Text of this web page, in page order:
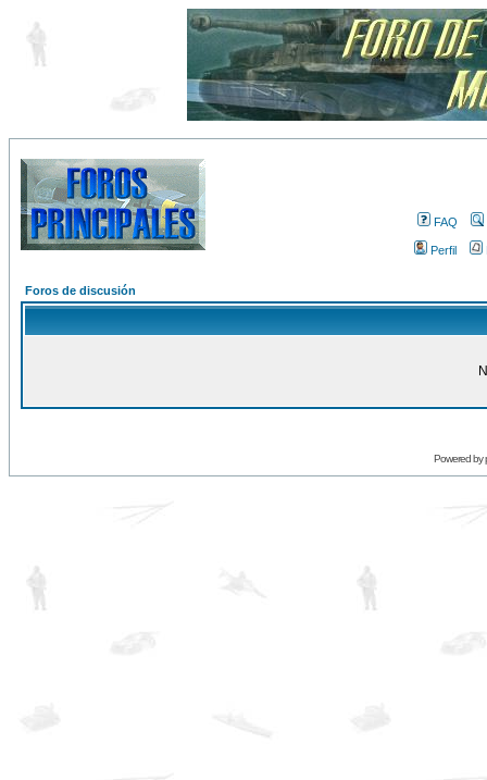
FAQ
Perfil
Foros de discusión
Powered by